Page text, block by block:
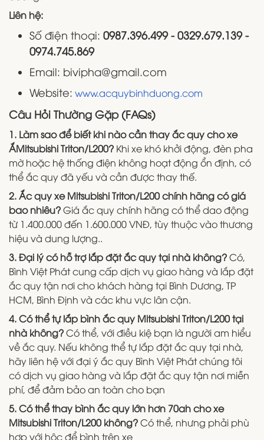
Liên hệ:
Số điện thoại: 0987.396.499 - 0329.679.139 -
0974.745.869
Email: bivipha@gmail.com
Website: www.acquybinhduong.com
Câu Hỏi Thường Gặp (FAQs)
1. Làm sao để biết khi nào cần thay ắc quy cho xe
ẮMitsubishi Triton/L200? Khi xe khó khởi động, đèn pha
mờ hoặc hệ thống điện không hoạt động ổn định, có
thể ắc quy đã yếu và cần được thay thế.
2. Ắc quy xe Mitsubishi Triton/L200 chính hãng có giá
bao nhiêu?Giá ắc quy chính hãng có thể dao động
từ 1.400.000 đến 1.600.000 VNĐ, tùy thuộc vào thương
hiệu và dung lượng..
3. Đại lý có hỗ trợ lắp đặt ắc quy tại nhà không?Có,
Bình Việt Phát cung cấp dịch vụ giao hàng và lắp đặt
ắc quy tận nơi cho khách hàng tại Bình Dương, TP
HCM, Bình Định và các khu vực lân cận.
4. Có thể tự lắp bình ắc quy Mitsubishi Triton/L200 tại
nhà không?Có thể, với điều kiệ bạn là người am hiểu
về ắc quy. Nếu không thể tự lắp đặt ắc quy tại nhà,
hãy liên hệ với đại ý ắc quy Bình Việt Phát chúng tôi
có dịch vụ giao hàng và lắp đặt ắc quy tận nơi miễn
phí, để đảm bảo an toàn cho bạn
5. Có thể thay bình ắc quy lớn hơn 70ah cho xe
Mitsubishi Triton/L200 không?Có thể, nhưng phải phù
hợp với hộc để bình trên xe